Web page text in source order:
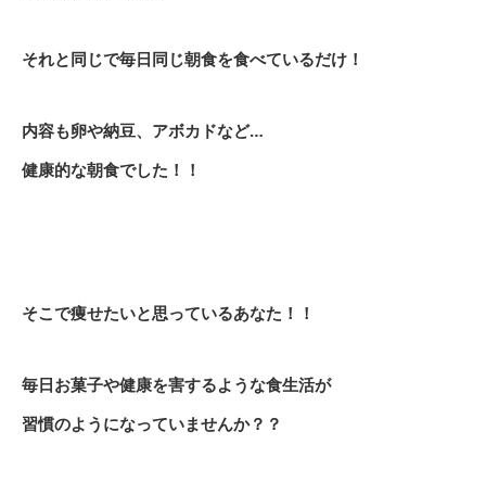
それと同じで毎日同じ朝食を食べているだけ！
内容も卵や納豆、アボカドなど…
健康的な朝食でした！！
そこで痩せたいと思っているあなた！！
毎日お菓子や健康を害するような食生活が
習慣のようになっていませんか？？